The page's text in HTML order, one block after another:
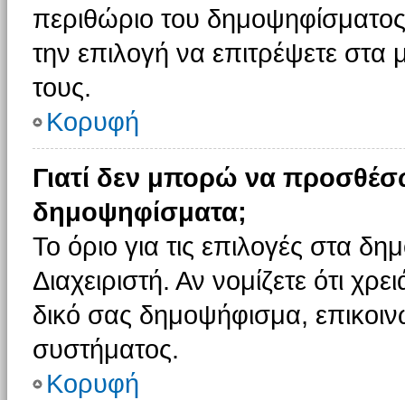
περιθώριο του
την επιλογή να επιτρέψετε στα
τους.
Κορυφή
Γιατί δεν μπορώ να
δημοψηφίσματα;
Το όριο για τις επιλογές στα
Διαχειριστή. Αν νομίζετε ότι
δικό σας δημοψήφισμα,
συστήματος.
Κορυφή